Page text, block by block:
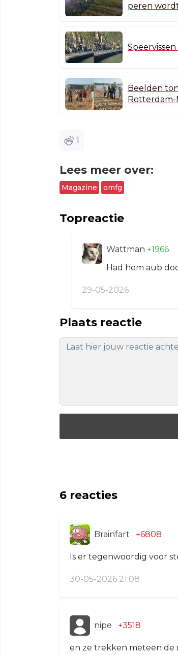
peren
Beelden
Rotterdam-
1
Lees meer over:
Magazine omfg
Topreactie
Wattman +1966
Had hem aub
29-05-2026
Plaats reactie
6 reacties
Brainfart +6808
Is er tegenwoordig voor
30-05-2026 21:08
nipe +3518
en ze trekken meteen de